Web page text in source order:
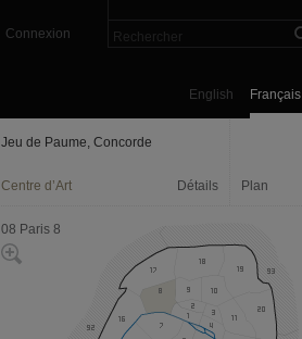
Connexion
Français
English
Jeu de Paume, Concorde
Centre d’Art Détails Plan
08 Paris 8